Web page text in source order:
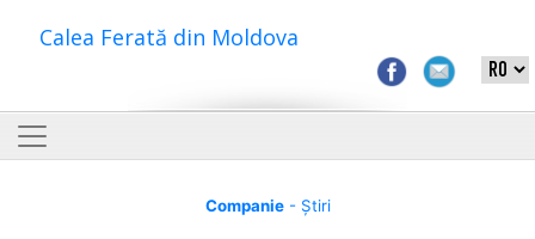
Calea Ferată din Moldova
Companie- Știri